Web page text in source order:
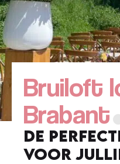
Bruiloft
Brabant
De
voor